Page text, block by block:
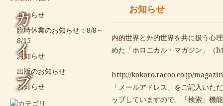
カ
イ
ブ
お知らせ
臨時休業のお知らせ：8/8～
8/15
お知らせ
出版のお知らせ
お知らせ
お知らせ
内的世界と外的世界を共に扱う心
めた「ホロニカル・マガジン」（
http://kokoro.racoo.co.jp/
「メールアドレス」をご記入い
ップしていますので、「検索」機